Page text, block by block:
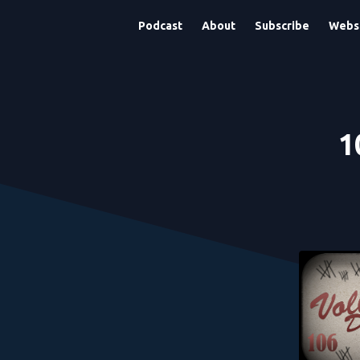
Podcast About Subscribe